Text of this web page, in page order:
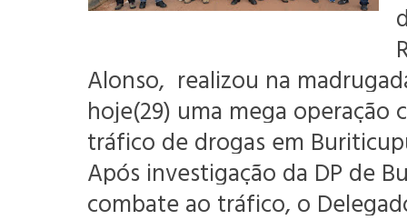
Alonso, realizou na
hoje(29) uma mega operação
tráfico de drogas em
Após investigação da DP de
combate ao tráfico, o